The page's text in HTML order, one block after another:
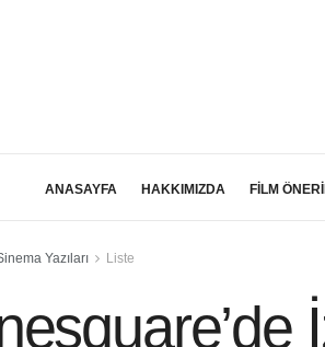
ANASAYFA HAKKIMIZDA FİLM
Yazıları Liste